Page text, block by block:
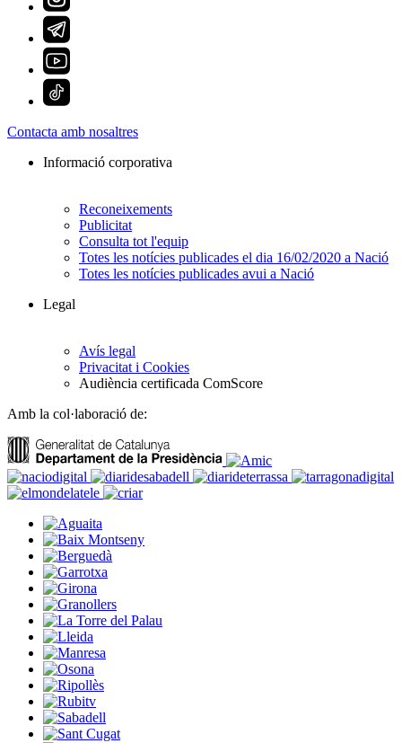
Contacta amb nosaltres
Informació corporativa
Reconeixements
Publicitat
Consulta tot l'equip
Totes les notícies publicades el dia 16/02/2020 a Nació
Totes les notícies publicades avui a Nació
Legal
Avís legal
Privacitat i Cookies
Audiència certificada ComScore
Amb la col·laboració de: